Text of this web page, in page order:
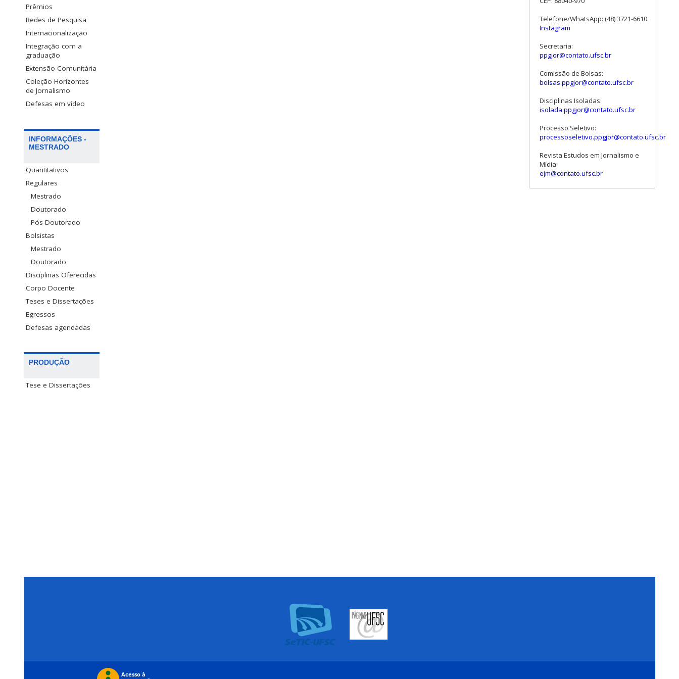
Prêmios
Redes de Pesquisa
Internacionalização
Integração com a
graduação
Extensão Comunitária
Coleção Horizontes
de Jornalismo
Defesas em vídeo
INFORMAÇÕES -
MESTRADO
Quantitativos
Regulares
Mestrado
Doutorado
Pós-Doutorado
Bolsistas
Mestrado
Doutorado
Disciplinas Oferecidas
Corpo Docente
Teses e Dissertações
Egressos
Defesas agendadas
PRODUÇÃO
Tese e Dissertações
Telefone/WhatsApp: (48) 3721-6610
Instagram
Secretaria:
ppgjor@contato.ufsc.br
Comissão de Bolsas:
bolsas.ppgjor@contato.ufsc.br
Disciplinas Isoladas:
isolada.ppgjor@contato.ufsc.br
Processo Seletivo:
processoseletivo.ppgjor@contato.ufsc.br
Revista Estudos em Jornalismo e
Mídia:
ejm@contato.ufsc.br